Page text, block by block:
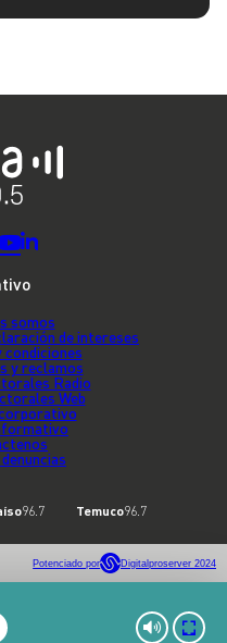
somos
de intereses
condiciones
y reclamos
Radio
Web
96.7 Temuco96.7
Potenciado por Digitalproserver 2024